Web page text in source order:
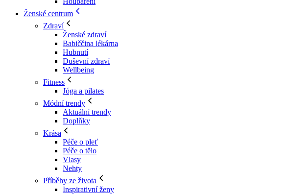
Ženské centrum
Zdraví
Ženské zdraví
Babiččina lékárna
Hubnutí
Duševní zdraví
Wellbeing
Fitness
Jóga a pilates
Módní trendy
Aktuální trendy
Doplňky
Krása
Péče o pleť
Péče o tělo
Vlasy
Nehty
Příběhy ze života
Inspirativní ženy